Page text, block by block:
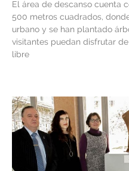
El área de descanso cuenta
500 metros cuadrados,
urbano y se han plantado
visitantes puedan disfrutar
libre